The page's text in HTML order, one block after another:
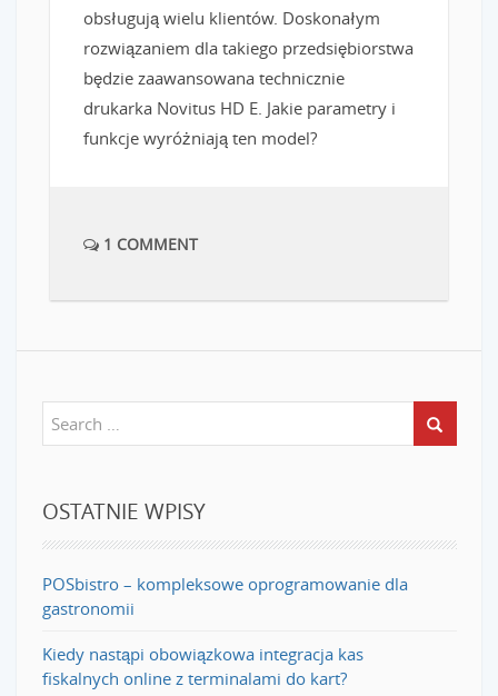
obsługują wielu klientów. Doskonałym
rozwiązaniem dla takiego przedsiębiorstwa
będzie zaawansowana technicznie
drukarka Novitus HD E. Jakie parametry i
funkcje wyróżniają ten model?
1 COMMENT
OSTATNIE WPISY
POSbistro – kompleksowe oprogramowanie dla
gastronomii
Kiedy nastąpi obowiązkowa integracja kas
fiskalnych online z terminalami do kart?